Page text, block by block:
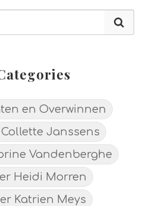
en Overwinnen
Janssens
Vandenberghe
Heidi Morren
Katrien Meys